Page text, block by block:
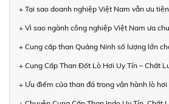
+ Tại sao doanh nghiệp Việt Nam vẫn ưu
+ Vì sao ngành công nghiệp Việt Nam ưa
+ Cung cấp than Quảng Ninh số lượng lớn
+ Cung Cấp Than Đốt Lò Hơi Uy Tín – Chất
+ Ưu điểm của than đá trong vận hành lò